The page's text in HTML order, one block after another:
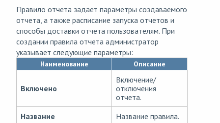
Правило отчета задает параметры создаваемого
отчета, а также расписание запуска отчетов и
способы доставки отчета пользователям. При
создании правила отчета администратор
указывает следующие параметры:
Наименование Описание
Включено
Включение/
отключения
отчета.
Название
Название правила.